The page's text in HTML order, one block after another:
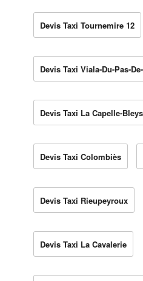
Devis Taxi Tournemire 12
Devis Taxi Viala-Du-Pas-
Devis Taxi La Capelle-Bleys
Devis Taxi Colombiès
Devis Taxi Rieupeyroux
Devis Taxi La Cavalerie